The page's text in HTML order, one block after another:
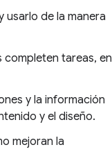
usarlo de la manera
tareas, en
y la información
y el diseño.
mejoran la